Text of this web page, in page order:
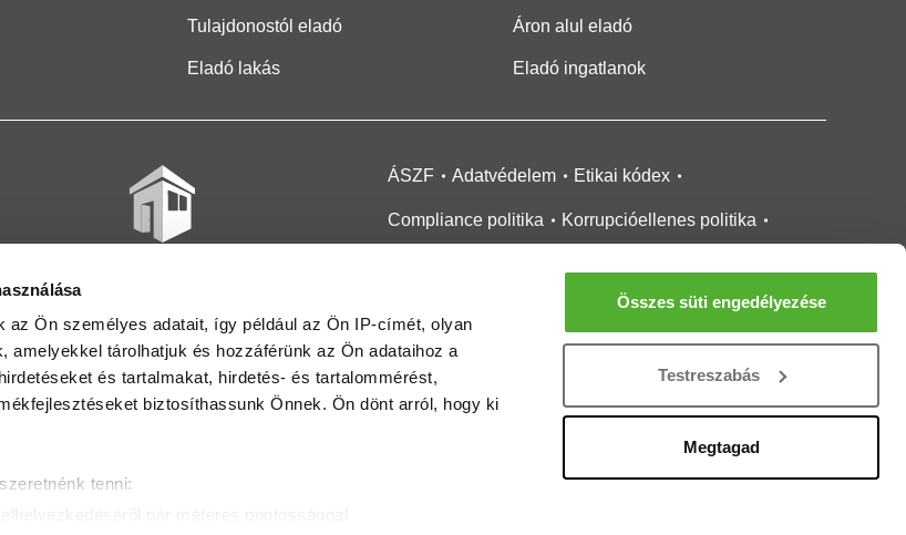
az Ön személyes adatait, így például az Ön IP-címét, olyan
amelyekkel tárolhatjuk és hozzáférünk az Ön adataihoz a
és tartalmakat, hirdetés- és tartalommérést,
biztosíthassunk Önnek. Ön dönt arról, hogy ki
tenni:
Összes süti engedélyezése
Testreszabás
Megtagad
Tulajdonostól eladó Áron alul eladó
Eladó lakás Eladó ingatlanok
ÁSZF Adatvédelem Etikai kódex
Compliance politika Korrupcióellenes politika
Médiaajánlat
Ingatlanközvetítőknek
Magánszemélyeknek
Új építésű lakások
Tartalommoderálási jelentés